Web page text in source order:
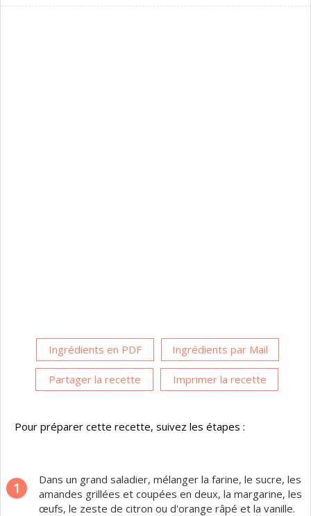
Ingrédients en PDF Ingrédients par Mail
Partager la recette Imprimer la recette
Pour préparer cette recette, suivez les étapes :
1
Dans un grand saladier, mélanger la farine, le sucre, les
amandes grillées et coupées en deux, la margarine, les
œufs, le zeste de citron ou d'orange râpé et la vanille.